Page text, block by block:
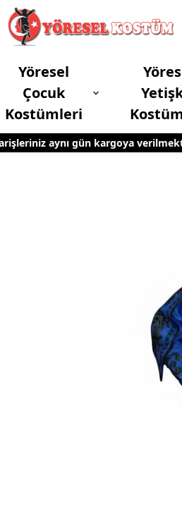
Yöresel
Çocuk
Kostümleri
Erkek Çocuk Yöresel
Yetişkin Kadın Yöresel
aynı gün kargoya